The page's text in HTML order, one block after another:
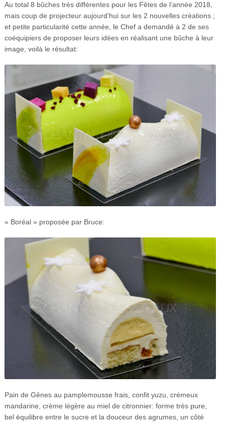
Au total 8 bûches très différentes pour les Fêtes de l’année 2018,
mais coup de projecteur aujourd’hui sur les 2 nouvelles créations ;
et petite particularité cette année, le Chef a demandé à 2 de ses
coéquipiers de proposer leurs idées en réalisant une bûche à leur
image, voilà le résultat:
« Boréal » proposée par Bruce:
Pain de Gênes au pamplemousse frais, confit yuzu, crémeux
mandarine, crème légère au miel de citronnier: forme très pure,
bel équilibre entre le sucre et la douceur des agrumes, un côté